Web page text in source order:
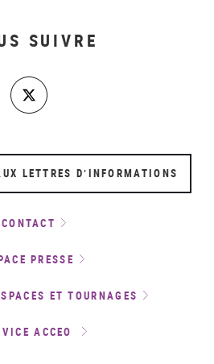
SUIVRE
LETTRES D’INFORMATIONS
CONTACT
PRESSE
ET TOURNAGES
ACCEO